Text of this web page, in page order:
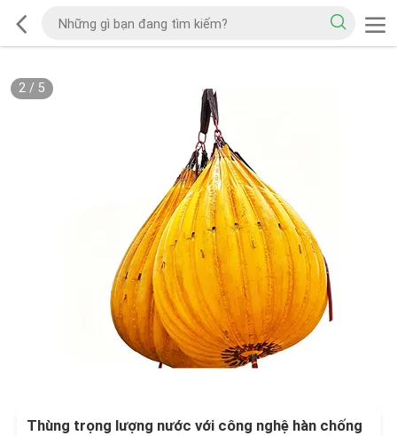
2/ 5
Thùng trọng lượng nước với công nghệ hàn chống